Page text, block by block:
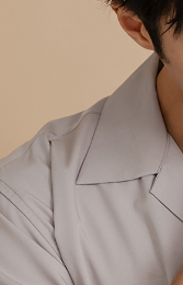
恩沛科技股份有限公司將